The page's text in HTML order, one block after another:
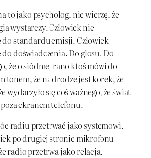
to jako psycholog, nie wierzę, że
wystarczy. Człowiek nie
standardu emisji. Człowiek
doświadczenia. Do głosu. Do
że o siódmej rano ktoś mówi do
tonem, że na drodze jest korek, że
wydarzyło się coś ważnego, że świat
ekranem telefonu.
radiu przetrwać jako systemowi.
po drugiej stronie mikrofonu
radio przetrwa jako relacja.